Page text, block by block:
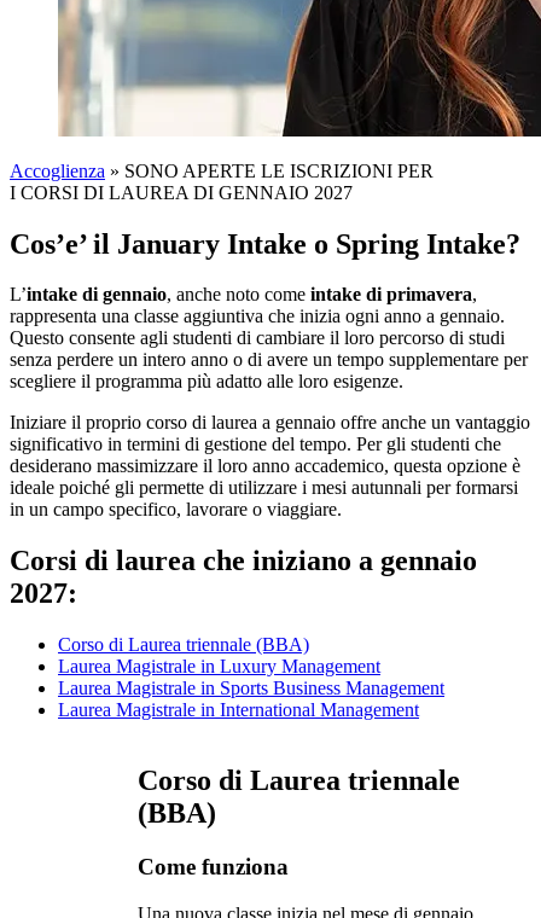
Accoglienza » SONO APERTE LE ISCRIZIONI PER
I CORSI DI LAUREA DI GENNAIO 2027
Cos’e’ il January Intake o Spring Intake?
L’intake di gennaio, anche noto come intake di primavera,
rappresenta una classe aggiuntiva che inizia ogni anno a gennaio.
Questo consente agli studenti di cambiare il loro percorso di studi
senza perdere un intero anno o di avere un tempo supplementare per
scegliere il programma più adatto alle loro esigenze.
Iniziare il proprio corso di laurea a gennaio offre anche un vantaggio
significativo in termini di gestione del tempo. Per gli studenti che
desiderano massimizzare il loro anno accademico, questa opzione è
ideale poiché gli permette di utilizzare i mesi autunnali per formarsi
in un campo specifico, lavorare o viaggiare.
Corsi di laurea che iniziano a gennaio
2027:
Corso di Laurea triennale (BBA)
Laurea Magistrale in Luxury Management
Laurea Magistrale in Sports Business Management
Laurea Magistrale in International Management
Corso di Laurea triennale
(BBA)
Come funziona
Una nuova classe inizia nel mese di gennaio,